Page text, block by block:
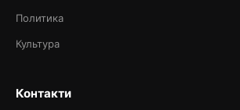
Политика
Культура
Контакти